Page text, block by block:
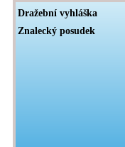
Dražební vyhláška
Znalecký posudek